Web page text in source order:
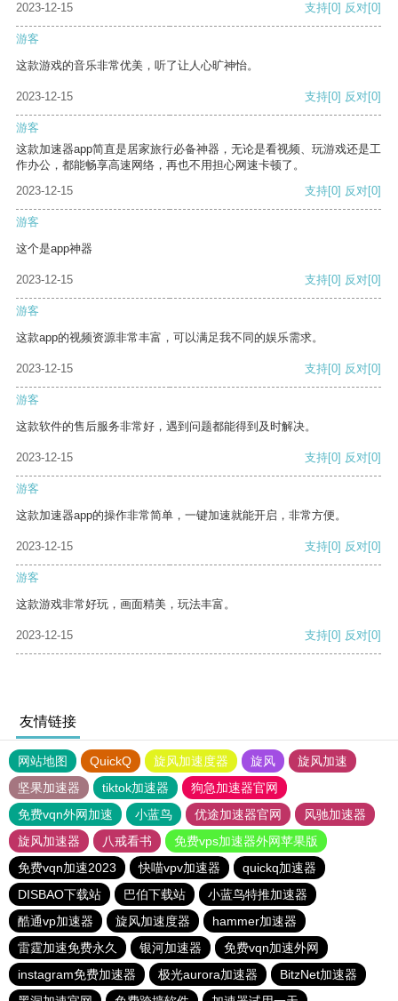
2023-12-15 支持[0] 反对[0]
游客
这款游戏的音乐非常优美，听了让人心旷神怡。
2023-12-15 支持[0] 反对[0]
游客
这款加速器app简直是居家旅行必备神器，无论是看视频、玩游戏还是工
作办公，都能畅享高速网络，再也不用担心网速卡顿了。
2023-12-15
支持[0] 反对[0]
游客
这个是app神器
2023-12-15 支持[0] 反对[0]
游客
这款app的视频资源非常丰富，可以满足我不同的娱乐需求。
2023-12-15 支持[0] 反对[0]
游客
这款软件的售后服务非常好，遇到问题都能得到及时解决。
2023-12-15 支持[0] 反对[0]
游客
这款加速器app的操作非常简单，一键加速就能开启，非常方便。
2023-12-15 支持[0] 反对[0]
游客
这款游戏非常好玩，画面精美，玩法丰富。
2023-12-15 支持[0] 反对[0]
友情链接
网站地图 QuickQ 旋风加速度器 旋风
旋风加速
坚果加速器
tiktok加速器
狗急加速器官网
免费vqn外网加速
小蓝鸟 优途加速器官网
风驰加速器
旋风加速器
八戒看书
免费vps加速器外网苹果版
免费vqn加速2023
快喵vpv加速器
quickq加速器
DISBAO下载站
巴伯下载站
小蓝鸟特推加速器
酷通vp加速器
旋风加速度器
hammer加速器
雷霆加速免费永久
银河加速器
免费vqn加速外网
instagram免费加速器
极光aurora加速器
BitzNet加速器